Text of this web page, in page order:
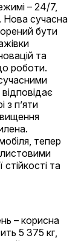
– 24/7,
Нова сучасна
бути
та
роботи.
з п’яти
тепер
та
– корисна
5 375 кг,